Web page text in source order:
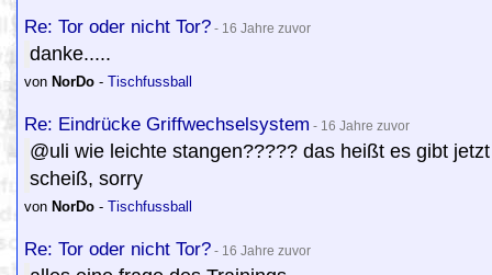
Re: Tor oder nicht Tor? - 16 Jahre zuvor
danke.....
von NorDo - Tischfussball
Re: Eindrücke Griffwechselsystem - 16 Jahre zuvor
@uli wie leichte stangen????? das heißt es gibt
scheiß, sorry
von NorDo - Tischfussball
Re: Tor oder nicht Tor? - 16 Jahre zuvor